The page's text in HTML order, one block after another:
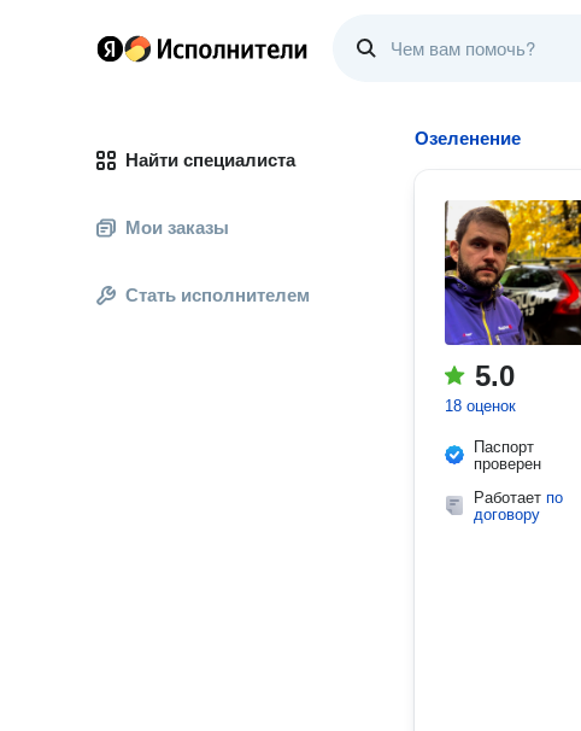
Найти специалиста
Мои заказы
Стать исполнителем
Озеленение
5.0
18 оценок
Паспорт
проверен
Работает по
договору